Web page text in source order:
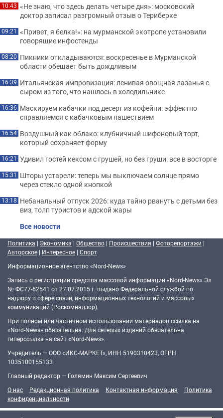
10:43 «Не знаю, что здесь делать четыре дня»: московский
доктор записал разгромный отзыв о Териберке
09:21 «Привет, я белка!»: на мурманской экотропе установили
говорящие инфостенды
08:20 Пикники откладываются: воскресенье в Мурманской
области обещает быть дождливым
16:39 Итальянская импровизация: ленивая овощная лазанья с
сыром из того, что нашлось в холодильнике
16:36 Маскируем кабачки под десерт из кофейни: эффектно
справляемся с кабачковым нашествием
16:54 Воздушный как облако: клубничный шифоновый торт,
который сохраняет форму
16:21 Удивил гостей кексом с грушей, но без груши: все в восторге
15:31 Шторы устарели: теперь мы выключаем солнце прямо
через стекло одной кнопкой
13:18 Небанальный отпуск 2026: куда тайно рвануть с детьми без
виз, толп туристов и адской жары
Все новости
Политика | Экономика | Общество | Происшествия | Фоторепортажи |
Авторское | Интересное | Спорт
Информационное агентство «Nord-News»
Запись о регистрации средства массовой информации «Nord-News» Эл
№ ФС77-62541 от 27.07.2015 г. выдано Федеральной службой по
надзору в сфере связи, информационных технологий и массовых
коммуникаций (Роскомнадзор).
При полном или частичном использовании материалов ссылка на
«Nord-News» обязательна. Для сетевых изданий обязательна
гиперссылка на сайт «Nord-News».
Учредитель — ООО «ИКС-МАРКЕТ», ИНН 5190310423, ОГРН
1035100155133
Главный редактор — Голямин Максим Сергеевич
О нас
Редакционная политика Контактная информация
Политика
конфиденциальности